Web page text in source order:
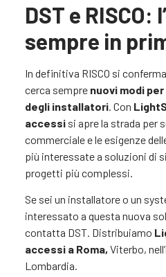
DST e RISCO:
sempre in
In definitiva RISCO si
cerca sempre nuovi modi
degli installatori. Con
accessi si apre la strada per
commerciale e le esigenze
più interessate a soluzioni di
progetti più complessi.
Se sei un installatore o un
interessato a questa nuova
contatta DST. Distribuiamo
accessi a Roma, Viterbo,
Lombardia.